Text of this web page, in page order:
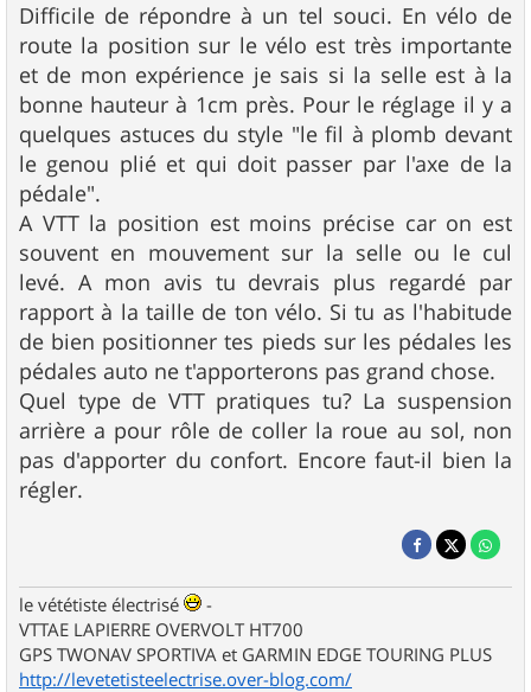
s
s
a
g
e
Difficile de répondre à un tel souci. En vélo de
route la position sur le vélo est très importante
et de mon expérience je sais si la selle est à la
bonne hauteur à 1cm près. Pour le réglage il y a
quelques astuces du style "le fil à plomb devant
le genou plié et qui doit passer par l'axe de la
pédale".
A VTT la position est moins précise car on est
souvent en mouvement sur la selle ou le cul
levé. A mon avis tu devrais plus regardé par
rapport à la taille de ton vélo. Si tu as l'habitude
de bien positionner tes pieds sur les pédales les
pédales auto ne t'apporterons pas grand chose.
Quel type de VTT pratiques tu? La suspension
arrière a pour rôle de coller la roue au sol, non
pas d'apporter du confort. Encore faut-il bien la
régler.
le vététiste électrisé
-
VTTAE LAPIERRE OVERVOLT HT700
GPS TWONAV SPORTIVA et GARMIN EDGE TOURING PLUS
http://levetetisteelectrise.over-blog.com/